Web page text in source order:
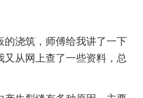
的浇筑，师傅给我讲了一下
从网上查了一些资料，总